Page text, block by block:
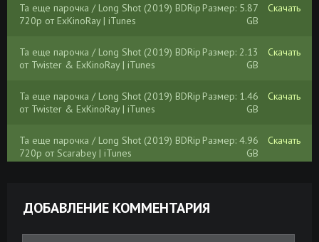
Та еще парочка / Long Shot (2019) BDRip
720p от ExKinoRay | iTunes
Размер: 5.87
GB
Скачать
Та еще парочка / Long Shot (2019) BDRip
от Twister & ExKinoRay | iTunes
Размер: 2.13
GB
Скачать
Та еще парочка / Long Shot (2019) BDRip
от Twister & ExKinoRay | iTunes
Размер: 1.46
GB
Скачать
Та еще парочка / Long Shot (2019) BDRip
720p от Scarabey | iTunes
Размер: 4.96
GB
Скачать
ДОБАВЛЕНИЕ КОММЕНТАРИЯ